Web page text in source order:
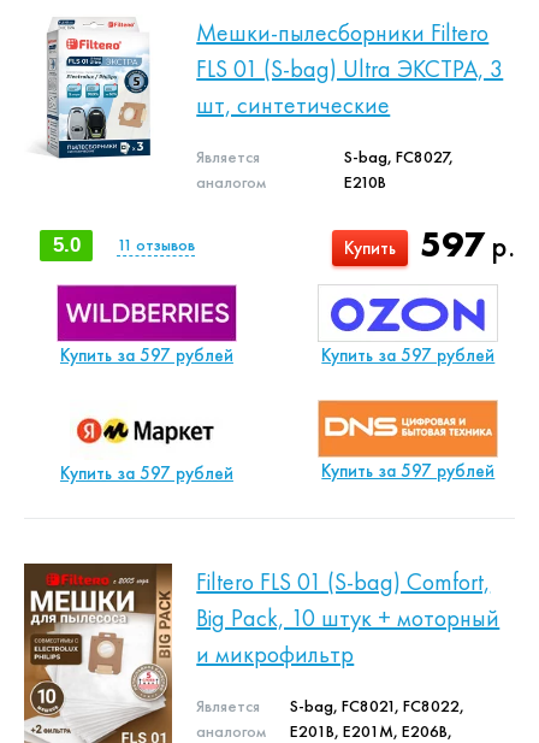
Мешки-пылесборники Filtero
FLS 01 (S-bag) Ultra ЭКСТРА, 3
шт, синтетические
Является
аналогом
S-bag, FC8027,
E210B
597р.
Купить
5.0 11 отзывов
Купить за 597 рублей Купить за 597 рублей
Купить за 597 рублей Купить за 597 рублей
Filtero FLS 01 (S-bag) Comfort,
Big Pack, 10 штук + моторный
и микрофильтр
Является
аналогом
S-bag, FC8021, FC8022,
E201B, E201M, E206B,